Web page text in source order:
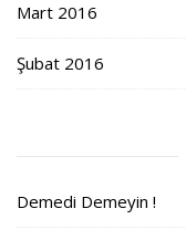
Mart 2016
Şubat 2016
Demedi Demeyin !